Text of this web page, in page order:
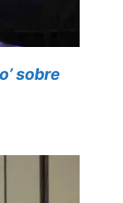
sobre